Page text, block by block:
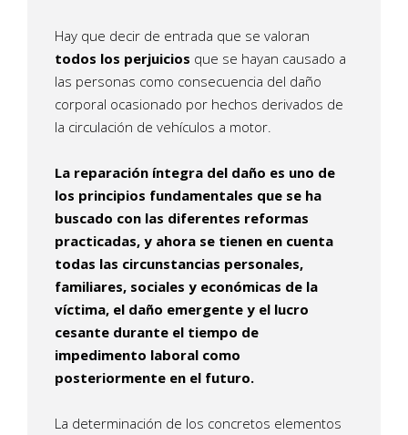
Hay que decir de entrada que se valoran
todos los perjuicios que se hayan causado a
las personas como consecuencia del daño
corporal ocasionado por hechos derivados de
la circulación de vehículos a motor.
La reparación íntegra del daño es uno de
los principios fundamentales que se ha
buscado con las diferentes reformas
practicadas, y ahora se tienen en cuenta
todas las circunstancias personales,
familiares, sociales y económicas de la
víctima, el daño emergente y el lucro
cesante durante el tiempo de
impedimento laboral como
posteriormente en el futuro.
La determinación de los concretos elementos